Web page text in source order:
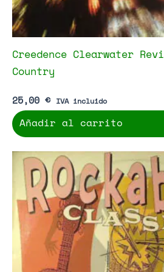
Creedence Clearwater
Country
25,00 € IVA incluido
Añadir al carrito